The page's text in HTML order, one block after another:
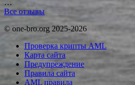
…
Все отзывы
© one-bro.org 2025-2026
Проверка крипты AML
Карта сайта
Предупреждение
Правила сайта
AML правила